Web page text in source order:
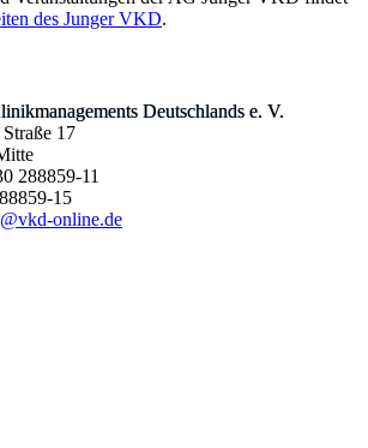
des Junger VKD.
Deutschlands e. V.
17
288859-11
15
online.de